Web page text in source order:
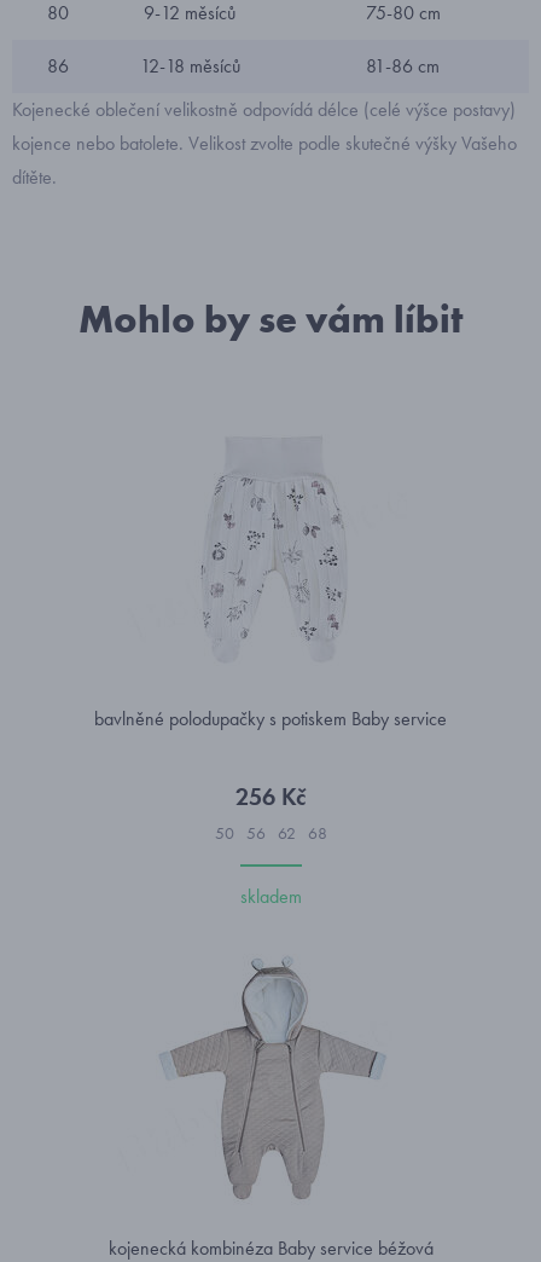
80 9-12 měsíců 75-80 cm
86 12-18 měsíců
81-86 cm
Kojenecké oblečení velikostně odpovídá délce (celé výšce postavy)
kojence nebo batolete. Velikost zvolte podle skutečné výšky Vašeho
dítěte.
Mohlo by se vám líbit
bavlněné polodupačky s potiskem Baby service
256 Kč
50 56 62 68
skladem
kojenecká kombinéza Baby service béžová